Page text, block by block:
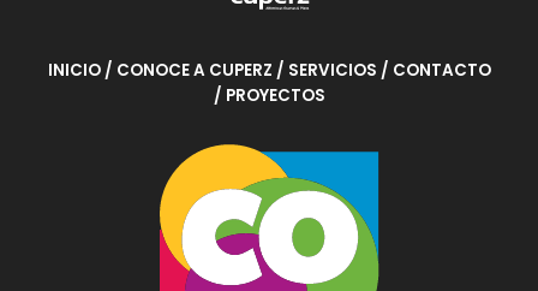
INICIO / CONOCE A CUPERZ / SERVICIOS / CONTACTO
/ PROYECTOS